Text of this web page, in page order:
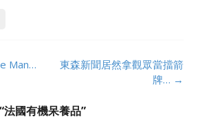
Man…
東森新聞居然拿觀眾當擋箭
牌… →
法國有機呆養品”